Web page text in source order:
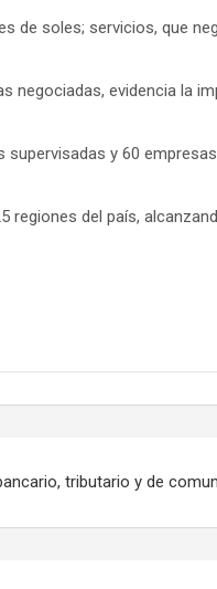
de soles; servicios, que
negociadas, evidencia la
y 60 empresas
regiones del país,
tributario y de